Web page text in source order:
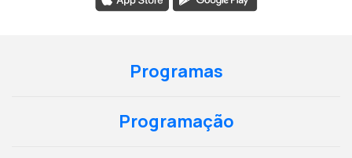
Programas
Programação